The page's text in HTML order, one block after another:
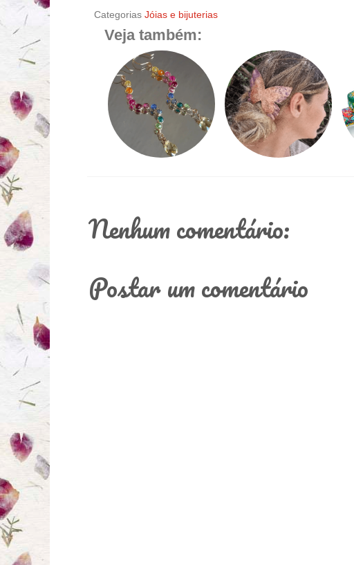
Categorias Jóias e bijuterias
Veja também:
Nenhum comentário:
Postar um comentário